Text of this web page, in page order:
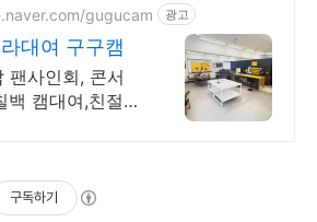
gugucam 광고
대여 구구캠
팬사인회, 콘서
백 캠대여,친절한
구독하기